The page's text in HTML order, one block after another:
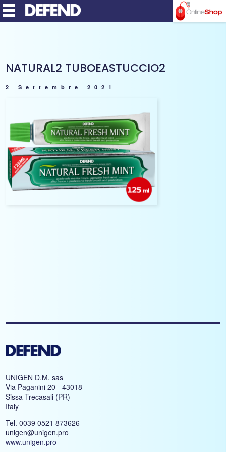
MENU
NATURAL2 TUBOEASTUCCIO2
2 Settembre 2021
UNIGEN D.M. sas
Via Paganini 20 - 43018
Sissa Trecasali (PR)
Italy
Tel. 0039 0521 873626
unigen@unigen.pro
www.unigen.pro